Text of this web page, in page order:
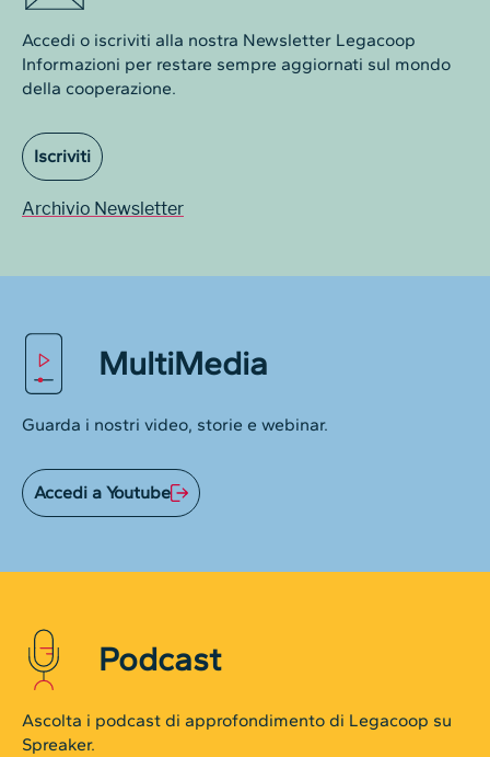
Accedi o iscriviti alla nostra Newsletter Legacoop
Informazioni per restare sempre aggiornati sul mondo
della cooperazione.
Iscriviti
Archivio Newsletter
MultiMedia
Guarda i nostri video, storie e webinar.
Accedi a Youtube
Podcast
Ascolta i podcast di approfondimento di Legacoop su
Spreaker.